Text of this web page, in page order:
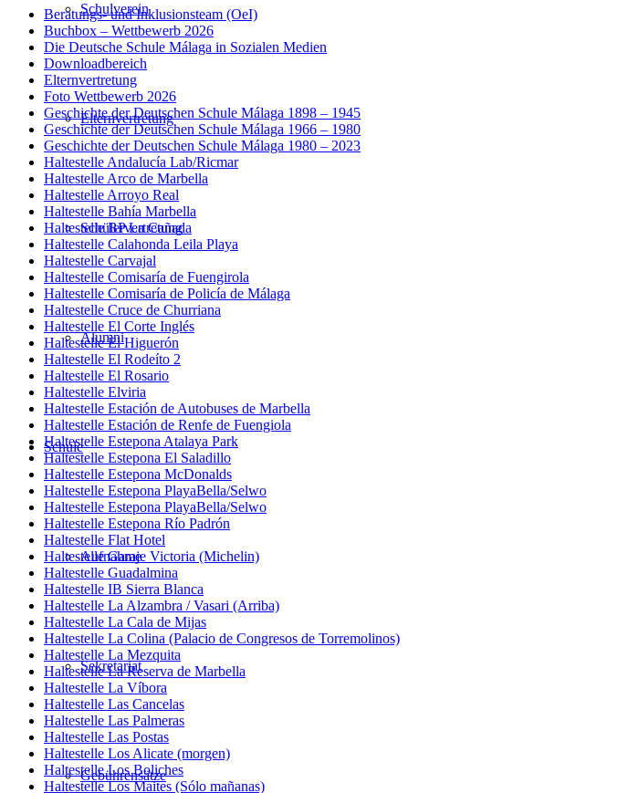
Schulverein
Elternvertretung
Schülervertretung
Alumni
Schule
Aufnahme
Sekretariat
Gebührensätze
Beratungs- und Inklusionsteam (OeI)
Buchbox – Wettbewerb 2026
Die Deutsche Schule Málaga in Sozialen Medien
Downloadbereich
Elternvertretung
Foto Wettbewerb 2026
Geschichte der Deutschen Schule Málaga 1898 – 1945
Geschichte der Deutschen Schule Málaga 1966 – 1980
Geschichte der Deutschen Schule Málaga 1980 – 2023
Haltestelle Andalucía Lab/Ricmar
Haltestelle Arco de Marbella
Haltestelle Arroyo Real
Haltestelle Bahía Marbella
Haltestelle BP La Cañada
Haltestelle Calahonda Leila Playa
Haltestelle Carvajal
Haltestelle Comisaría de Fuengirola
Haltestelle Comisaría de Policía de Málaga
Haltestelle Cruce de Churriana
Haltestelle El Corte Inglés
Haltestelle El Higuerón
Haltestelle El Rodeíto 2
Haltestelle El Rosario
Haltestelle Elviria
Haltestelle Estación de Autobuses de Marbella
Haltestelle Estación de Renfe de Fuengiola
Haltestelle Estepona Atalaya Park
Haltestelle Estepona El Saladillo
Haltestelle Estepona McDonalds
Haltestelle Estepona PlayaBella/Selwo
Haltestelle Estepona PlayaBella/Selwo
Haltestelle Estepona Río Padrón
Haltestelle Flat Hotel
Haltestelle Garaje Victoria (Michelin)
Haltestelle Guadalmina
Haltestelle IB Sierra Blanca
Haltestelle La Alzambra / Vasari (Arriba)
Haltestelle La Cala de Mijas
Haltestelle La Colina (Palacio de Congresos de Torremolinos)
Haltestelle La Mezquita
Haltestelle La Reserva de Marbella
Haltestelle La Víbora
Haltestelle Las Cancelas
Haltestelle Las Palmeras
Haltestelle Las Postas
Haltestelle Los Alicate (morgen)
Haltestelle Los Boliches
Haltestelle Los Maites (Sólo mañanas)